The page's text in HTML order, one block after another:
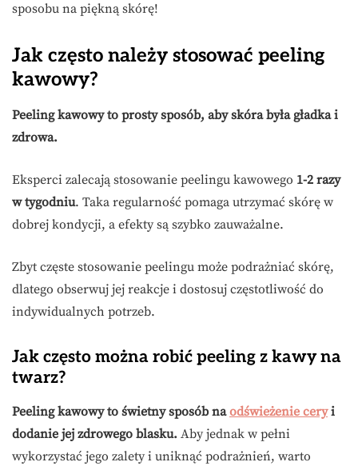
sposobu na piękną skórę!
Jak często należy stosować peeling
kawowy?
Peeling kawowy to prosty sposób, aby skóra była gładka i
zdrowa.
Eksperci zalecają stosowanie peelingu kawowego 1-2 razy
w tygodniu. Taka regularność pomaga utrzymać skórę w
dobrej kondycji, a efekty są szybko zauważalne.
Zbyt częste stosowanie peelingu może podrażniać skórę,
dlatego obserwuj jej reakcje i dostosuj częstotliwość do
indywidualnych potrzeb.
Jak często można robić peeling z kawy na
twarz?
Peeling kawowy to świetny sposób naodświeżenie ceryi
dodanie jej zdrowego blasku. Aby jednak w pełni
wykorzystać jego zalety i uniknąć podrażnień, warto